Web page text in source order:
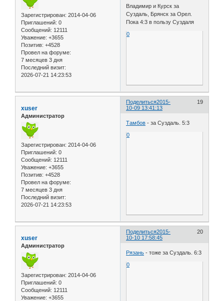
Зарегистрирован: 2014-04-06
Приглашений: 0
Сообщений: 12111
Уважение: +3655
Позитив: +4528
Провел на форуме:
7 месяцев 3 дня
Последний визит:
2026-07-21 14:23:53
Владимир и Курск за
Суздаль, Брянск за Орел.
Пока 4:3 в пользу Суздаля
0
Поделиться 19
2015-
10-09 13:41:13
xuser
Администратор
Зарегистрирован: 2014-04-06
Приглашений: 0
Сообщений: 12111
Уважение: +3655
Позитив: +4528
Провел на форуме:
7 месяцев 3 дня
Последний визит:
2026-07-21 14:23:53
Тамбов - за Суздаль. 5:3
0
Поделиться 20
2015-
10-10 17:58:45
xuser
Администратор
Зарегистрирован: 2014-04-06
Приглашений: 0
Сообщений: 12111
Уважение: +3655
Рязань - тоже за Суздаль. 6:3
0